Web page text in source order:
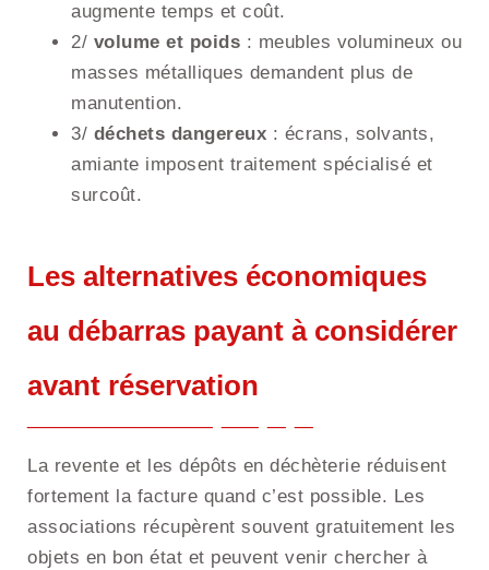
augmente temps et coût.
2/ volume et poids : meubles volumineux ou
masses métalliques demandent plus de
manutention.
3/ déchets dangereux : écrans, solvants,
amiante imposent traitement spécialisé et
surcoût.
Les alternatives économiques
au débarras payant à considérer
avant réservation
La revente et les dépôts en déchèterie réduisent
fortement la facture quand c’est possible. Les
associations récupèrent souvent gratuitement les
objets en bon état et peuvent venir chercher à